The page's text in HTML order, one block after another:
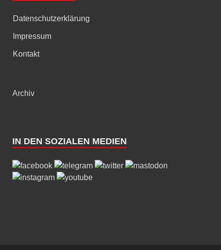
Datenschutzerklärung
Impressum
Kontakt
Archiv
IN DEN SOZIALEN MEDIEN